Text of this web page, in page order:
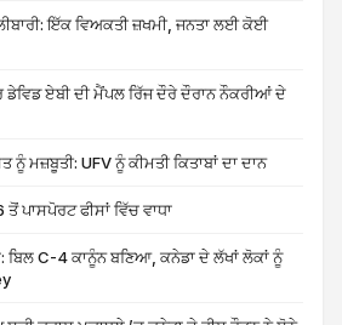
ਇੱਕ ਵਿਅਕਤੀ ਜ਼ਖਮੀ, ਜਨਤਾ ਲਈ ਕੋਈ
ਏਬੀ ਦੀ ਮੈਂਪਲ ਰਿੱਜ ਦੌਰੇ ਦੌਰਾਨ ਨੌਕਰੀਆਂ ਦੇ
ਨੂੰ ਮਜ਼ਬੂਤੀ: UFV ਨੂੰ ਕੀਮਤੀ ਕਿਤਾਬਾਂ ਦਾ ਦਾਨ
ਪਾਸਪੋਰਟ ਫੀਸਾਂ ਵਿੱਚ ਵਾਧਾ
ਬਿਲ C-4 ਕਾਨੂੰਨ ਬਣਿਆ, ਕਨੇਡਾ ਦੇ ਲੱਖਾਂ ਲੋਕਾਂ ਨੂੰ